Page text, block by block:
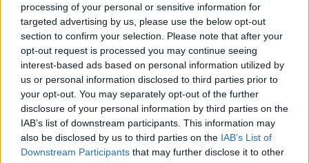
processing of your personal or sensitive information for
targeted advertising by us, please use the below opt-out
section to confirm your selection. Please note that after your
opt-out request is processed you may continue seeing
interest-based ads based on personal information utilized by
us or personal information disclosed to third parties prior to
your opt-out. You may separately opt-out of the further
disclosure of your personal information by third parties on the
IAB’s list of downstream participants. This information may
also be disclosed by us to third parties on the IAB’s List of
Downstream Participants that may further disclose it to other
Luetuimmat
PÄIVÄ VIIKKO KUUKAUSI
Leskeneläke ei kuulu kaikille – Kela
muistuttaa tärkeästä ikärajasta
Finnairin lennoista osan lentää jatkossa
toinen lentoyhtiö – matkustajille tärkeä
rajoitus